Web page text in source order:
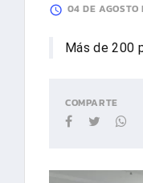
04 DE AGOSTO
Más de 200
COMPARTE